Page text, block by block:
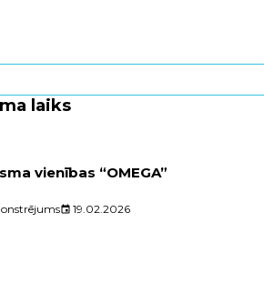
laiks
vienības “OMEGA”
event 19.02.2026